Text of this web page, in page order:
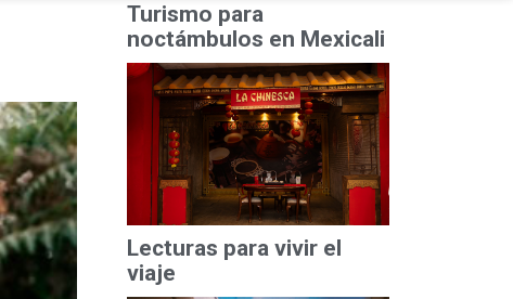
Turismo para
noctámbulos en Mexicali
Lecturas para vivir el
viaje